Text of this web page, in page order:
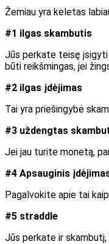
Žemiau yra keletas
#1 ilgas skambutis
Jūs perkate teisę įsigyti
būti reikšmingas, jei
#2 ilgas įdėjimas
Tai yra priešingybė
#3 uždengtas
Jei jau turite monetą,
#4 Apsauginis
Pagalvokite apie tai
#5 straddle
Jūs perkate ir skambutį,